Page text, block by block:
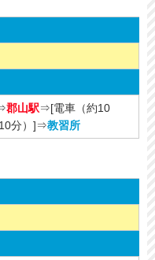
郡山駅⇒[電車（約10
分）]⇒教習所